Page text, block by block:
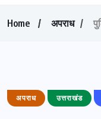
Home अपराध
अपराध उत्तराखंड